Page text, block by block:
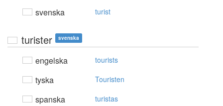
svenska turist
turister svenska
engelska tourists
tyska Touristen
spanska turistas